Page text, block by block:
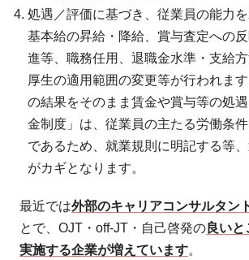
処遇／評価に基づき、従業員の能力を
基本給の昇給・降給、賞与査定への
進等、職務任用、退職金水準・支給
厚生の適用範囲の変更等が行われま
の結果をそのまま賃金や賞与等の処
金制度」は、従業員の主たる労働条
であるため、就業規則に明記する等
がカギとなります。
最近では外部のキャリアコンサルタン
とで、OJT・off-JT・自己啓発の 良い
実施する企業が増えています。